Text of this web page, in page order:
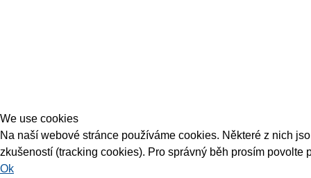
We use cookies
Na naší webové stránce používáme cookies. Některé z nich
zkušeností (tracking cookies). Pro správný běh prosím povolte
Ok